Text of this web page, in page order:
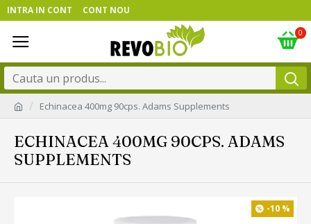
INTRA IN CONT CONT NOU
0
Echinacea 400mg 90cps. Adams Supplements
ECHINACEA 400MG 90CPS. ADAMS
SUPPLEMENTS
-10 %